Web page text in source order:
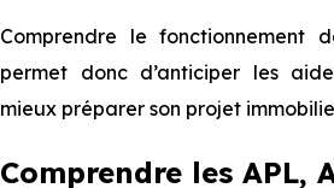
Comprendre le fonctionnement
permet donc d’anticiper les
mieux préparer son projet
Comprendre les APL,